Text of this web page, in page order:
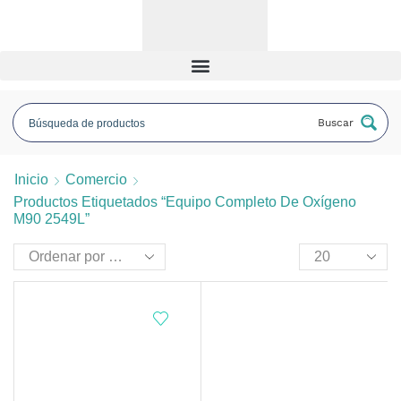
Buscar
Inicio
Comercio
Productos Etiquetados “equipo Completo De Oxígeno
M90 2549L”